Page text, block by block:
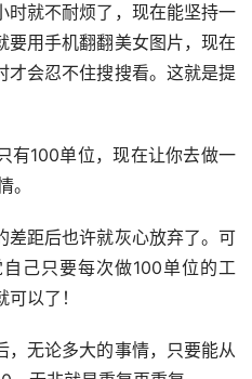
时就不耐烦了，现在能坚持一
要用手机翻翻美女图片，现在
才会忍不住搜搜看。这就是提
有100单位，现在让你去做一
。
差距后也许就灰心放弃了。可
己只要每次做100单位的工
以了！
，无论多大的事情，只要能从